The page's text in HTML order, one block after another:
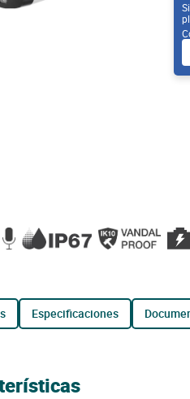
especificaciones